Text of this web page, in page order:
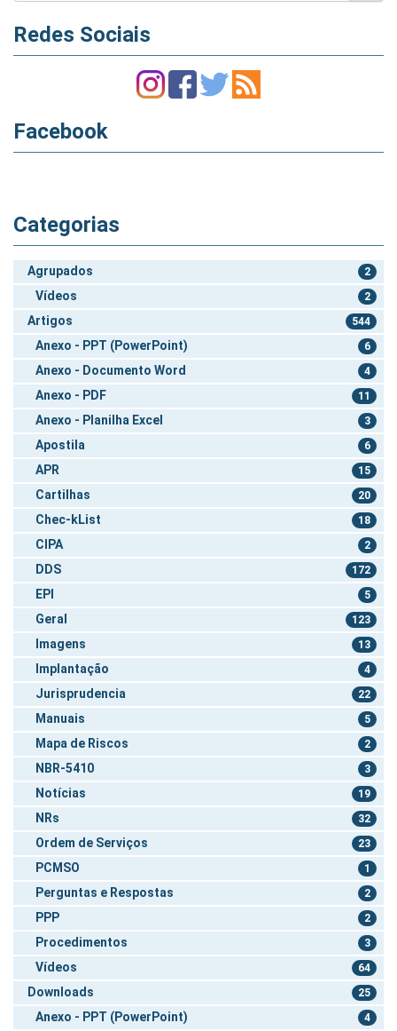
Redes Sociais
Facebook
Categorias
Agrupados 2
Vídeos 2
Artigos 544
Anexo - PPT (PowerPoint) 6
Anexo - Documento Word 4
Anexo - PDF 11
Anexo - Planilha Excel 3
Apostila 6
APR 15
Cartilhas 20
Chec-kList 18
CIPA 2
DDS 172
EPI 5
Geral 123
Imagens 13
Implantação 4
Jurisprudencia 22
Manuais 5
Mapa de Riscos 2
NBR-5410 3
Notícias 19
NRs 32
Ordem de Serviços 23
PCMSO 1
Perguntas e Respostas 2
PPP 2
Procedimentos 3
Vídeos 64
Downloads 25
Anexo - PPT (PowerPoint) 4